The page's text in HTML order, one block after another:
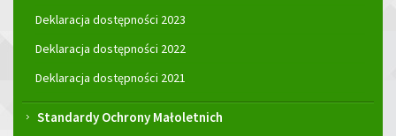
Deklaracja dostępności 2023
Deklaracja dostępności 2022
Deklaracja dostępności 2021
Standardy Ochrony Małoletnich